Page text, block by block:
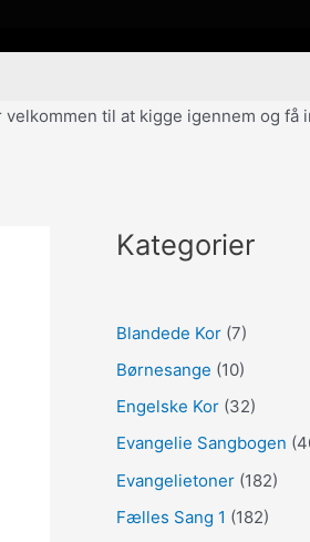
til at kigge igennem og få
Kategorier
Blandede Kor (7)
Børnesange (10)
Engelske Kor (32)
Evangelie Sangbogen
Evangelietoner (182)
Fælles Sang 1 (182)